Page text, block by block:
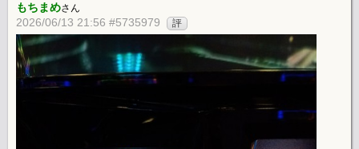
もちまめさん
2026/06/13 21:56 #5735979 評